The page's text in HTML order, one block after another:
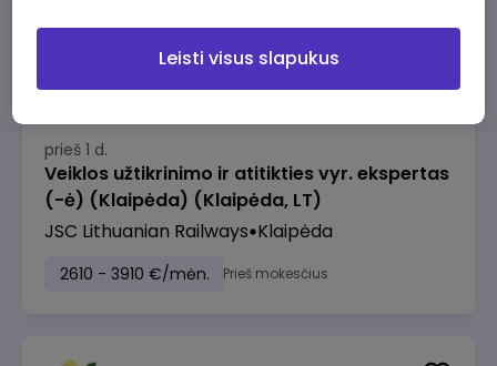
prieš 1 d.
Veiklos užtikrinimo ir atitikties vyr. ekspertas
(-ė) (Klaipėda) (Klaipėda, LT)
JSC Lithuanian Railways Klaipėda
2610 - 3910 €/mėn. Prieš mokesčius
Leisti visus slapukus